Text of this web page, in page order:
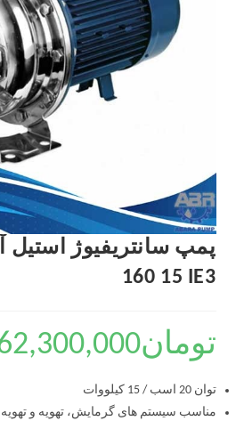
160 15 IE3
تومان
توان 20 اسب / 15 کیلووات
مناسب سیستم های گرمایش، تهویه و